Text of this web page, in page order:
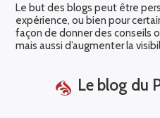
Le but des blogs peut être
expérience, ou bien pour
façon de donner des conseils
mais aussi d’augmenter la
Le blog du